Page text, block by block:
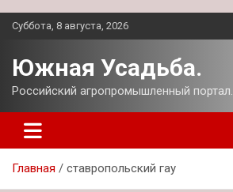
Перейти
Суббота, 8 августа, 2026
Южная Усадьба.
Российский агропромышленный портал.
Главная ставропольский гау